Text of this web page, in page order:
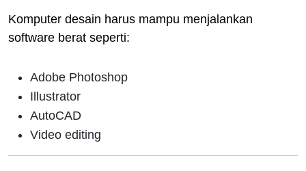
Komputer desain harus mampu menjalankan
software berat seperti:
Adobe Photoshop
Illustrator
AutoCAD
Video editing